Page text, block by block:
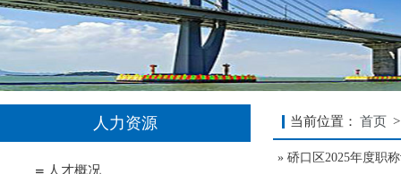
当前位置： 首页
» 硚口区2025年度职
人力资源
人才概况